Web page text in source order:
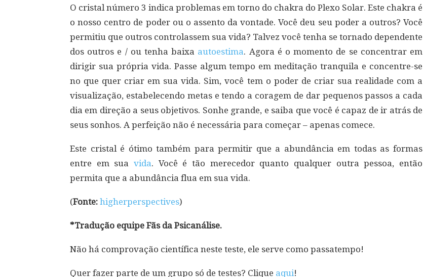
O cristal número 3 indica problemas em torno do chakra do Plexo Solar. Este chakra é
o nosso centro de poder ou o assento da vontade. Você deu seu poder a outros? Você
permitiu que outros controlassem sua vida? Talvez você tenha se tornado dependente
dos outros e / ou tenha baixa autoestima. Agora é o momento de se concentrar em
dirigir sua própria vida. Passe algum tempo em meditação tranquila e concentre-se
no que quer criar em sua vida. Sim, você tem o poder de criar sua realidade com a
visualização, estabelecendo metas e tendo a coragem de dar pequenos passos a cada
dia em direção a seus objetivos. Sonhe grande, e saiba que você é capaz de ir atrás de
seus sonhos. A perfeição não é necessária para começar – apenas comece.
Este cristal é ótimo também para permitir que a abundância em todas as formas
entre em sua vida. Você é tão merecedor quanto qualquer outra pessoa, então
permita que a abundância flua em sua vida.
(Fonte: higherperspectives)
*Tradução equipe Fãs da Psicanálise.
Não há comprovação científica neste teste, ele serve como passatempo!
Quer fazer parte de um grupo só de testes? Clique aqui!